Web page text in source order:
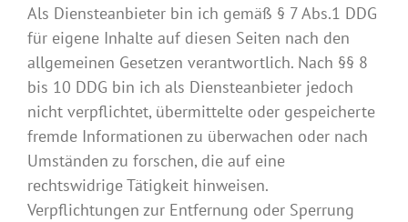
Als Diensteanbieter bin ich gemäß § 7 Abs.1 DDG
für eigene Inhalte auf diesen Seiten nach den
allgemeinen Gesetzen verantwortlich. Nach §§ 8
bis 10 DDG bin ich als Diensteanbieter jedoch
nicht verpflichtet, übermittelte oder gespeicherte
fremde Informationen zu überwachen oder nach
Umständen zu forschen, die auf eine
rechtswidrige Tätigkeit hinweisen.
Verpflichtungen zur Entfernung oder Sperrung